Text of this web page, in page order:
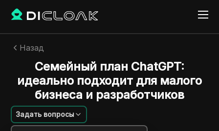
Назад
Семейный план ChatGPT:
идеально подходит для малого
бизнеса и разработчиков
Задать вопросы